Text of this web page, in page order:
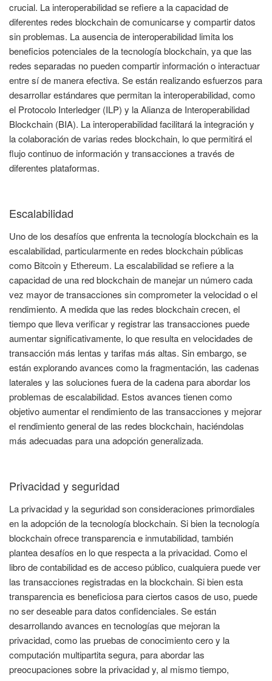
crucial. La interoperabilidad se refiere a la capacidad de
diferentes redes blockchain de comunicarse y compartir datos
sin problemas. La ausencia de interoperabilidad limita los
beneficios potenciales de la tecnología blockchain, ya que las
redes separadas no pueden compartir información o interactuar
entre sí de manera efectiva. Se están realizando esfuerzos para
desarrollar estándares que permitan la interoperabilidad, como
el Protocolo Interledger (ILP) y la Alianza de Interoperabilidad
Blockchain (BIA). La interoperabilidad facilitará la integración y
la colaboración de varias redes blockchain, lo que permitirá el
flujo continuo de información y transacciones a través de
diferentes plataformas.
Escalabilidad
Uno de los desafíos que enfrenta la tecnología blockchain es la
escalabilidad, particularmente en redes blockchain públicas
como Bitcoin y Ethereum. La escalabilidad se refiere a la
capacidad de una red blockchain de manejar un número cada
vez mayor de transacciones sin comprometer la velocidad o el
rendimiento. A medida que las redes blockchain crecen, el
tiempo que lleva verificar y registrar las transacciones puede
aumentar significativamente, lo que resulta en velocidades de
transacción más lentas y tarifas más altas. Sin embargo, se
están explorando avances como la fragmentación, las cadenas
laterales y las soluciones fuera de la cadena para abordar los
problemas de escalabilidad. Estos avances tienen como
objetivo aumentar el rendimiento de las transacciones y mejorar
el rendimiento general de las redes blockchain, haciéndolas
más adecuadas para una adopción generalizada.
Privacidad y seguridad
La privacidad y la seguridad son consideraciones primordiales
en la adopción de la tecnología blockchain. Si bien la tecnología
blockchain ofrece transparencia e inmutabilidad, también
plantea desafíos en lo que respecta a la privacidad. Como el
libro de contabilidad es de acceso público, cualquiera puede ver
las transacciones registradas en la blockchain. Si bien esta
transparencia es beneficiosa para ciertos casos de uso, puede
no ser deseable para datos confidenciales. Se están
desarrollando avances en tecnologías que mejoran la
privacidad, como las pruebas de conocimiento cero y la
computación multipartita segura, para abordar las
preocupaciones sobre la privacidad y, al mismo tiempo,